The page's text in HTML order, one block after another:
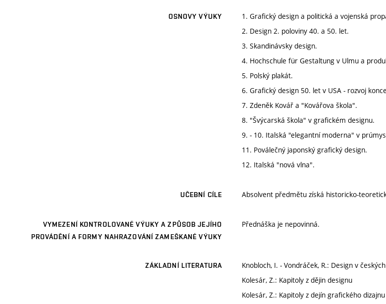
OSNOVY VÝUKY
1. Grafický design a politická a vojenská
2. Design 2. poloviny 40. a 50. let.
3. Skandinávsky design.
4. Hochschule für Gestaltung v Ulmu a
5. Polský plakát.
6. Grafický design 50. let v USA - rozvoj
7. Zdeněk Kovář a "Kovářova škola".
8. "Švýcarská škola" v grafickém designu.
9. - 10. Italská "elegantní moderna" v
11. Poválečný japonský grafický design.
12. Italská "nová vlna".
UČEBNÍ CÍLE Absolvent předmětu získá historicko-
VYMEZENÍ KONTROLOVANÉ VÝUKY A ZPŮSOB JEJÍHO
PROVÁDĚNÍ A FORMY NAHRAZOVÁNÍ ZAMEŠKANÉ VÝUKY
Přednáška je nepovinná.
ZÁKLADNÍ LITERATURA
Knobloch, I. - Vondráček, R.: Design v
Kolesár, Z.: Kapitoly z dějin designu
Kolesár, Z.: Kapitoly z dejín grafického dizajnu